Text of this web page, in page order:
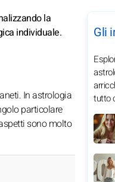
la
individuale.
In astrologia
particolare
sono molto
Gli
tutto